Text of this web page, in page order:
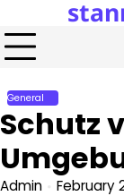
to
content
General
Schutz
Admin February